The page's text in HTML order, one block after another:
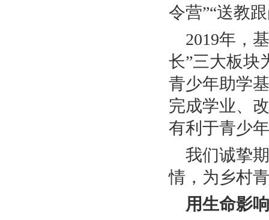
令营”“送教
2019年，
长”三大板块
青少年助学
完成学业、
有利于青少
我们诚挚
情，为乡村
用生命影